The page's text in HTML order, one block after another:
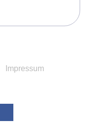
Impressum